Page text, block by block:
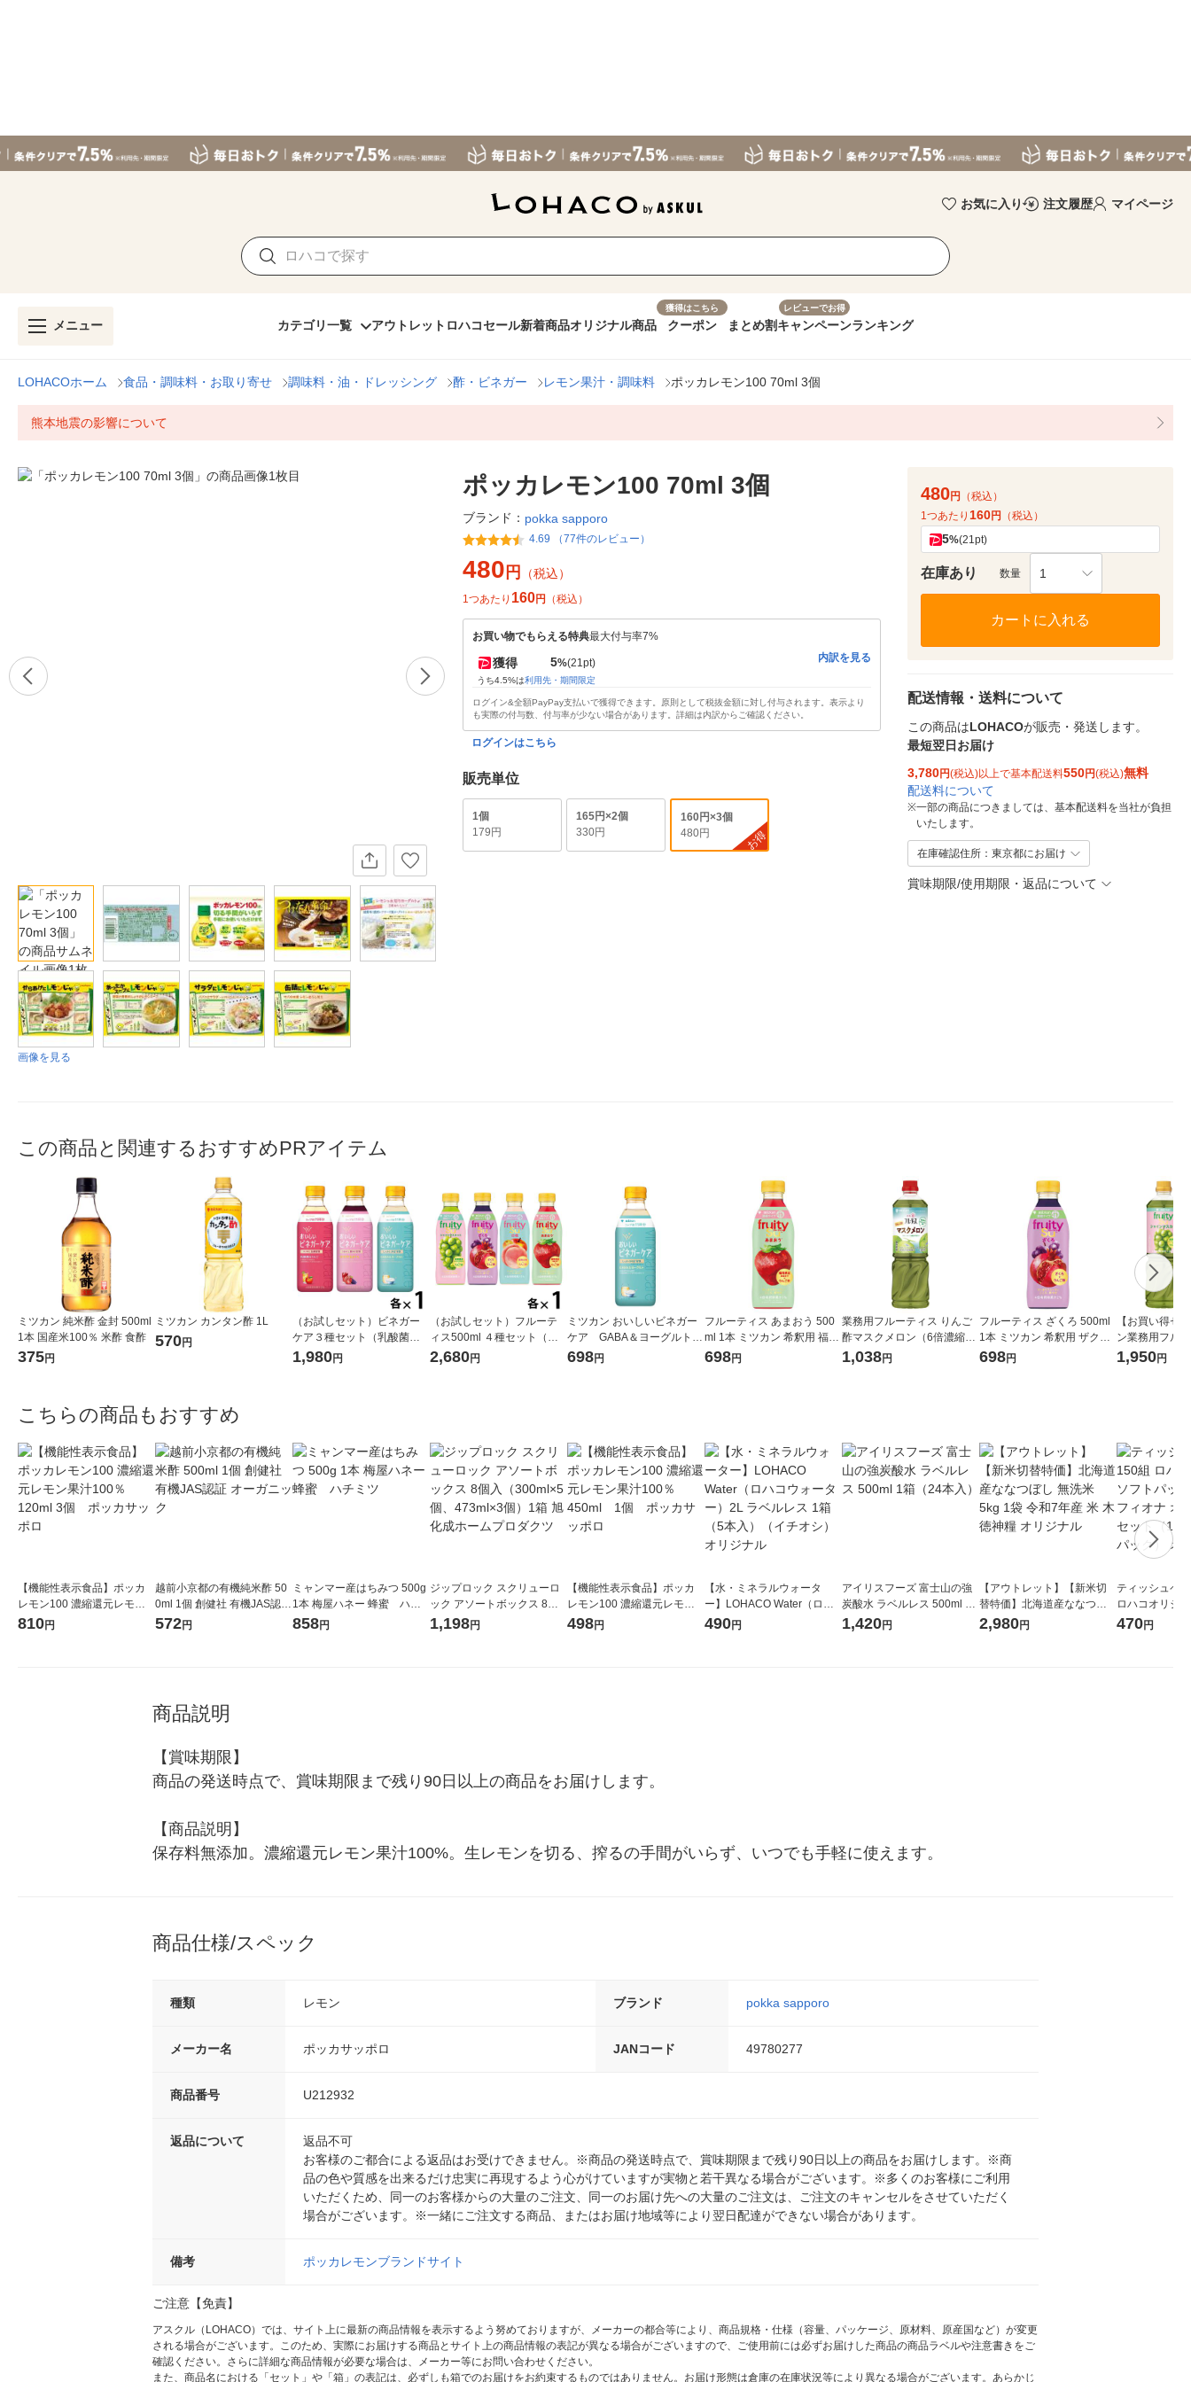
お気に入り 注文履歴 マイページ
メニュー カテゴリ一覧 アウトレット ロハコセール新着商品オリジナル商品
獲得はこちら
クーポン まとめ割
レビューでお得
キャンペーンランキング
LOHACOホーム 食品・調味料・お取り寄せ 調味料・油・ドレッシング 酢・ビネガー レモン果汁・調味料 ポッカレモン100 70ml 3個
熊本地震の影響について
画像を見る
ポッカレモン100 70ml 3個
ブランド： pokka sapporo
4.69 （77件のレビュー）
480 円 （税込）
1つあたり 160円 （税込）
お買い物でもらえる特典最大付与率7%
獲得 5%(21pt)
うち4.5%は利用先・期間限定
内訳を見る
ログイン&全額PayPay支払いで獲得できます。原則として税抜金額に対し付与されます。表示より
も実際の付与数、付与率が少ない場合があります。詳細は内訳からご確認ください。
ログインはこちら
販売単位
1個
179円
165円×2個
330円
160円×3個
480円
お得
480円
（税込）
1つあたり 160円 （税込）
5%(21pt)
在庫あり 数量 1
カートに入れる
配送情報・送料について
この商品はLOHACOが販売・発送します。
最短翌日お届け
3,780円(税込)以上で基本配送料550円(税込)無料
配送料について
※一部の商品につきましては、基本配送料を当社が負担
いたします。
在庫確認住所：東京都にお届け
賞味期限/使用期限・返品について
この商品と関連するおすすめPRアイテム
ミツカン 純米酢 金封 500ml
1本 国産米100％ 米酢 食酢
375円
ミツカン カンタン酢 1L
570円
（お試しセット）ビネガー
ケア３種セット（乳酸菌＆
りんご・セラミド＆ざく
ろ・GABA＆ヨーグルト500
1,980円
（お試しセット）フルーテ
ィス500ml ４種セット（シ
ャインマスカット・ざく
ろ・白桃・あまおう）飲む
2,680円
ミツカン おいしいビネガー
ケア GABA＆ヨーグルト 5
00ml 1本 希釈用 りんご酢 リ
698円
フルーティス あまおう 500
ml 1本 ミツカン 希釈用 福岡
県産あまおう いちご 飲むお
698円
業務用フルーティス りんご
酢マスクメロン（6倍濃縮タ
イプ）1000ml 1個 ミツカン
大容量 飲むお酢 リンゴ酢
1,038円
フルーティス ざくろ 500ml
1本 ミツカン 希釈用 ザクロ
飲むお酢 ビネガードリンク
698円
【お買い得セ
ン業務用フル
産果汁シリー
シャインマス
1,950円
こちらの商品もおすすめ
【機能性表示食品】ポッカ
レモン100 濃縮還元レモン
果汁100％ 120ml 3個 ポッ
810円
越前小京都の有機純米酢 50
0ml 1個 創健社 有機JAS認証
オーガニック
572円
ミャンマー産はちみつ 500g
1本 梅屋ハネー 蜂蜜 ハチ
ミツ
858円
ジップロック スクリューロ
ック アソートボックス 8個
入（300ml×5個、473ml×3
個）1箱 旭化成ホームプロダ
1,198円
【機能性表示食品】ポッカ
レモン100 濃縮還元レモン
果汁100％ 450ml 1個 ポ
498円
【水・ミネラルウォータ
ー】LOHACO Water（ロハ
コウォーター）2L ラベルレ
490円
アイリスフーズ 富士山の強
炭酸水 ラベルレス 500ml 1
箱（24本入）
1,420円
【アウトレット】【新米切
替特価】北海道産ななつぼ
し 無洗米 5kg 1袋 令和7年産
米 木徳神糧 オリジナル
2,980円
ティッシュペ
ロハコオリジ
ックティッシ
470円
商品説明
【賞味期限】
商品の発送時点で、賞味期限まで残り90日以上の商品をお届けします。
【商品説明】
保存料無添加。濃縮還元レモン果汁100%。生レモンを切る、搾るの手間がいらず、いつでも手軽に使えます。
商品仕様/スペック
種類 レモン ブランド pokka sapporo
メーカー名 ポッカサッポロ JANコード 49780277
商品番号 U212932
返品について
返品不可
お客様のご都合による返品はお受けできません。※商品の発送時点で、賞味期限まで残り90日以上の商品をお届けします。※商
品の色や質感を出来るだけ忠実に再現するよう心がけていますが実物と若干異なる場合がございます。※多くのお客様にご利用
いただくため、同一のお客様からの大量のご注文、同一のお届け先への大量のご注文は、ご注文のキャンセルをさせていただく
場合がございます。※一緒にご注文する商品、またはお届け地域等により翌日配達ができない場合があります。
備考 ポッカレモンブランドサイト
ご注意【免責】
アスクル（LOHACO）では、サイト上に最新の商品情報を表示するよう努めておりますが、メーカーの都合等により、商品規格・仕様（容量、パッケージ、原材料、原産国など）が変更
される場合がございます。このため、実際にお届けする商品とサイト上の商品情報の表記が異なる場合がございますので、ご使用前には必ずお届けした商品の商品ラベルや注意書きをご
確認ください。さらに詳細な商品情報が必要な場合は、メーカー等にお問い合わせください。
また、商品名における「セット」や「箱」の表記は、必ずしも箱でのお届けをお約束するものではありません。お届け形態は倉庫の在庫状況等により異なる場合がございます。あらかじ